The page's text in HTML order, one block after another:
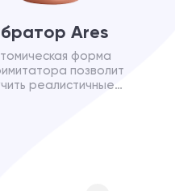
Ares
форма
позволит
реалистичные